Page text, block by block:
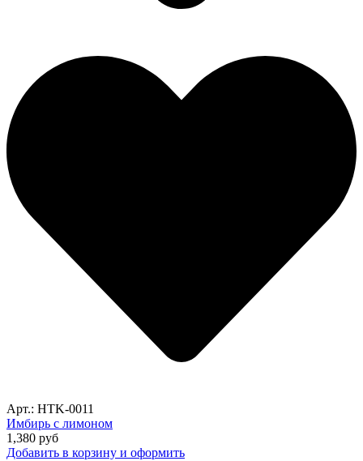
Арт.: HTK-0011
Имбирь с лимоном
1,380 руб
Добавить в корзину и оформить